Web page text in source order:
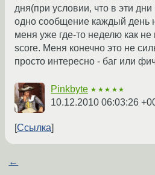
дня(при условии, что в эти
одно сообщение каждый день
меня уже где-то неделю как не
score. Меня конечно это не
просто интересно - баг или
Pinkbyte ★★★★★
10.12.2010 06:03:26
Ссылка
←